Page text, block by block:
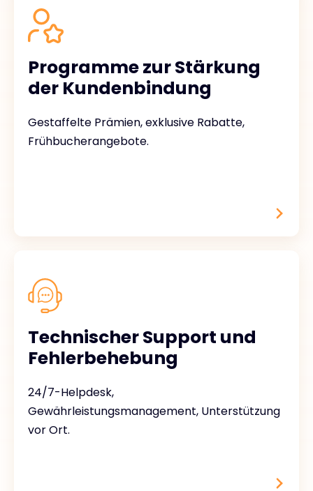
Programme zur Stärkung
der Kundenbindung
Gestaffelte Prämien, exklusive Rabatte,
Frühbucherangebote.
Technischer Support und
Fehlerbehebung
24/7-Helpdesk,
Gewährleistungsmanagement, Unterstützung
vor Ort.